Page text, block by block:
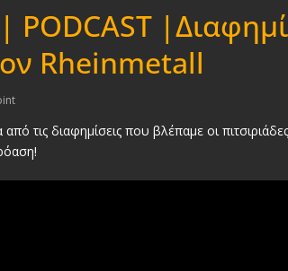
Rheinmetall
τις διαφημίσεις που βλέπαμε οι